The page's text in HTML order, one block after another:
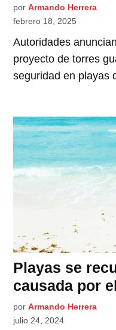
por Armando Herrera
febrero 18, 2025
Autoridades
proyecto de torres
seguridad en playas
Playas se
causada por
por Armando Herrera
julio 24, 2024